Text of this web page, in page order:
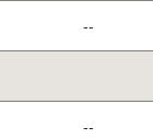
--
--